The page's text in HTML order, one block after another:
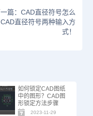
篇：CAD直径符号怎么
直径符号两种输入方
式！
如何锁定CAD图纸
中的图形？CAD图
形锁定方法步骤
2023-11-29